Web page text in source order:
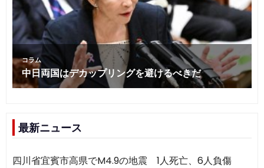
最新ニュース
四川省宜賓市高県でM4.9の地震 1人死亡、6人負傷